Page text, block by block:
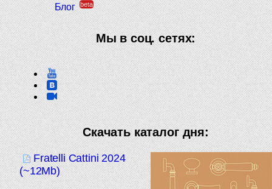
Блог beta
Мы в соц. сетях:
Скачать каталог дня:
Fratelli Cattini 2024
(~12Mb)